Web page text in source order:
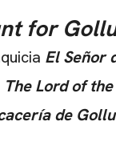
for
El Señor
The Lord of
de